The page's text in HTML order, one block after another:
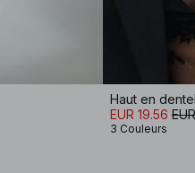
Haut en
EUR 19.56
3 Couleurs